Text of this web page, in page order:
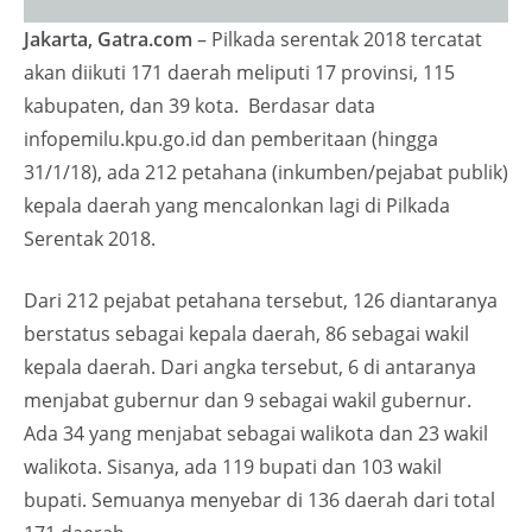
Jakarta, Gatra.com – Pilkada serentak 2018 tercatat
akan diikuti 171 daerah meliputi 17 provinsi, 115
kabupaten, dan 39 kota. Berdasar data
infopemilu.kpu.go.id dan pemberitaan (hingga
31/1/18), ada 212 petahana (inkumben/pejabat publik)
kepala daerah yang mencalonkan lagi di Pilkada
Serentak 2018.
Dari 212 pejabat petahana tersebut, 126 diantaranya
berstatus sebagai kepala daerah, 86 sebagai wakil
kepala daerah. Dari angka tersebut, 6 di antaranya
menjabat gubernur dan 9 sebagai wakil gubernur.
Ada 34 yang menjabat sebagai walikota dan 23 wakil
walikota. Sisanya, ada 119 bupati dan 103 wakil
bupati. Semuanya menyebar di 136 daerah dari total